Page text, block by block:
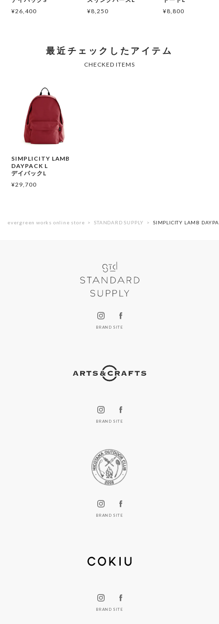
¥26,400
¥8,250
¥8,800
SIMPLICITY LAMB
DAYPACK L
デイパックL
¥29,700
evergreen works online store STANDARD SUPPLY SIMPLICITY LAMB
BRAND SITE
BRAND SITE
BRAND SITE
BRAND SITE